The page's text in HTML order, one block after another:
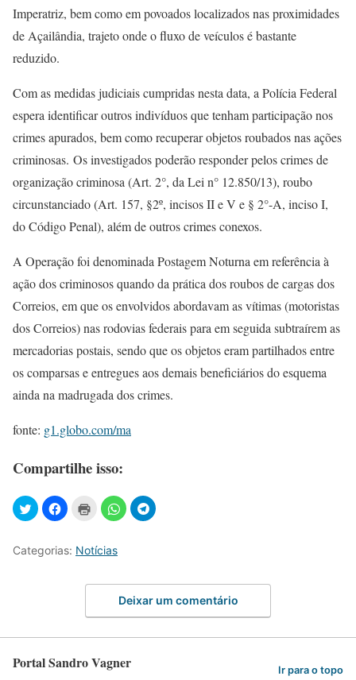
Imperatriz, bem como em povoados localizados nas proximidades
de Açailândia, trajeto onde o fluxo de veículos é bastante
reduzido.
Com as medidas judiciais cumpridas nesta data, a Polícia Federal
espera identificar outros indivíduos que tenham participação nos
crimes apurados, bem como recuperar objetos roubados nas ações
criminosas. Os investigados poderão responder pelos crimes de
organização criminosa (Art. 2°, da Lei n° 12.850/13), roubo
circunstanciado (Art. 157, §2º, incisos II e V e § 2°-A, inciso I,
do Código Penal), além de outros crimes conexos.
A Operação foi denominada Postagem Noturna em referência à
ação dos criminosos quando da prática dos roubos de cargas dos
Correios, em que os envolvidos abordavam as vítimas (motoristas
dos Correios) nas rodovias federais para em seguida subtraírem as
mercadorias postais, sendo que os objetos eram partilhados entre
os comparsas e entregues aos demais beneficiários do esquema
ainda na madrugada dos crimes.
fonte: g1.globo.com/ma
Compartilhe isso:
Categorias: Notícias
Deixar um comentário
Portal Sandro Vagner Ir para o topo